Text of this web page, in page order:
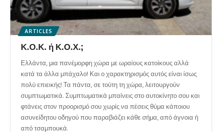
ARTICLES
Κ.Ο.Κ. ή Κ.Ο.Χ.;
Ελλάντα, μια πανέμορφη χώρα με ωραίους κατοίκους αλλά
κατά τα άλλα μπάχαλο! Και ο χαρακτηρισμός αυτός είναι ίσως
πολύ επιεικής! Τα πάντα, σε τούτη τη χώρα, λειτουργούν
συμπτωματικά. Συμπτωματικά μπαίνεις στο αυτοκίνητο σου και
φτάνεις στον προορισμό σου χωρίς να πέσεις θύμα κάποιου
ασυνείδητου οδηγού που παραβιάζει κάθε σήμα, από άγνοια ή
από τσαμπουκά.